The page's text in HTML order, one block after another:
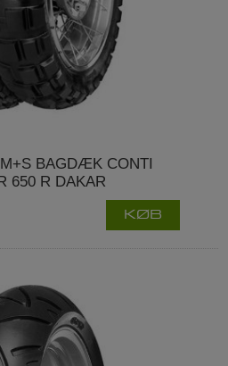
BAGDÆK CONTI
650 R DAKAR
KØB